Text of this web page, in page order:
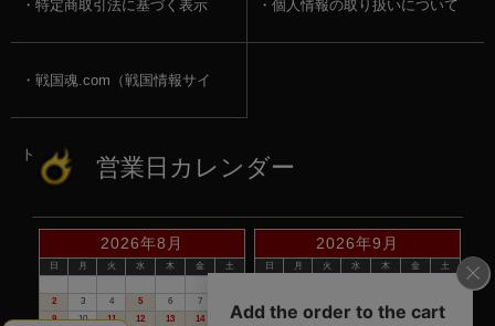
特定商取引法に基づく表示 個人情報の取り扱いについて
戦国魂.com（戦国情報サイ
ト） 営業日カレンダー
2026年8月
日 月 火 水 木 金
土
2
3 4 5 6 7
9
10 11 12 13 14 15
2026年9月
日 月 火 水 木 金
土
13
14 15 16 17 18 19